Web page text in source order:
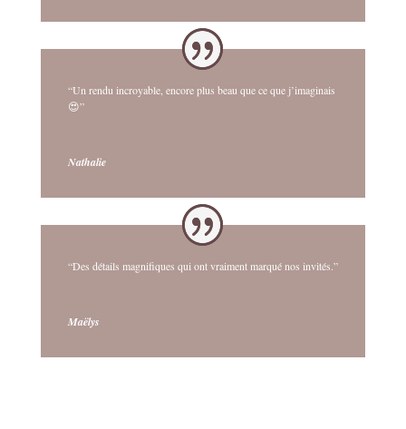
“Un rendu incroyable, encore plus beau que ce que j’imaginais
😍”
Nathalie
“Des détails magnifiques qui ont vraiment marqué nos invités.”
Maëlys